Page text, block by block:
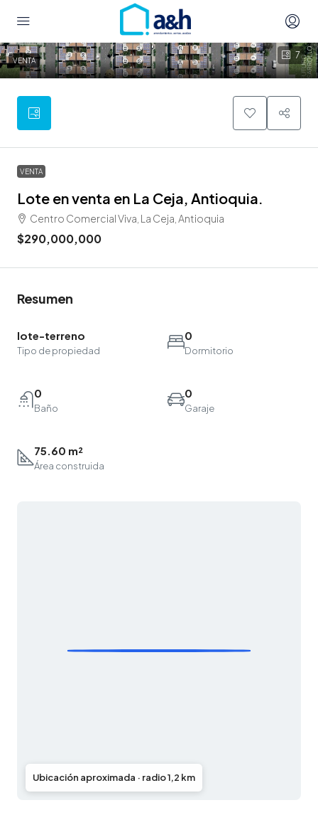
7
VENTA
VENTA
Lote en venta en La Ceja, Antioquia.
Centro Comercial Viva, La Ceja, Antioquia
$290,000,000
Resumen
lote-terreno
Tipo de propiedad
0
Dormitorio
0
Baño
0
Garaje
75.60 m²
Área construida
Ubicación aproximada · radio 1,2 km